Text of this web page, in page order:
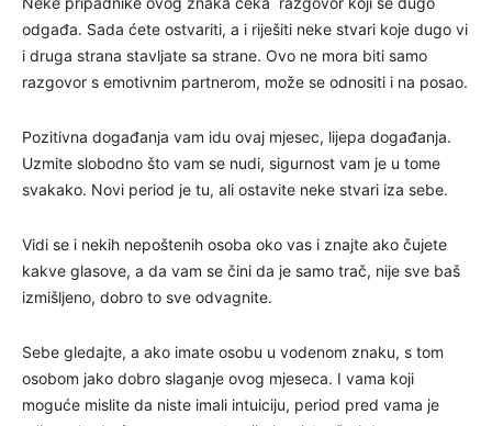
odgađa. Sada ćete ostvariti, a i riješiti neke stvari koje dugo vi
i druga strana stavljate sa strane. Ovo ne mora biti samo
razgovor s emotivnim partnerom, može se odnositi i na posao.
Pozitivna događanja vam idu ovaj mjesec, lijepa događanja.
Uzmite slobodno što vam se nudi, sigurnost vam je u tome
svakako. Novi period je tu, ali ostavite neke stvari iza sebe.
Vidi se i nekih nepoštenih osoba oko vas i znajte ako čujete
kakve glasove, a da vam se čini da je samo trač, nije sve baš
izmišljeno, dobro to sve odvagnite.
Sebe gledajte, a ako imate osobu u vodenom znaku, s tom
osobom jako dobro slaganje ovog mjeseca. I vama koji
moguće mislite da niste imali intuiciju, period pred vama je